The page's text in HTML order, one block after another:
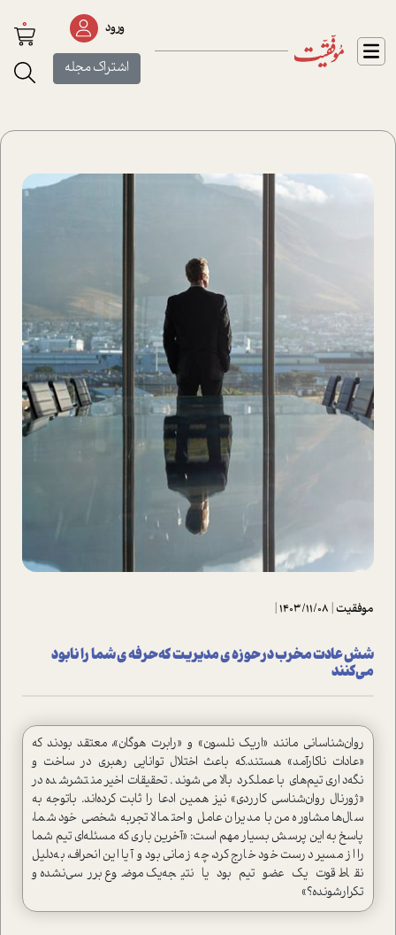
ورود
اشتراک مجله
0
موفقیت|
1403/11/08
|
شش عادت مخرب در حوزه ی مدیریت که حرفه ی شما را نابود
می‌کنند
روان‌شناسانی مانند «اریک نلسون» و «رابرت هوگان»، معتقد بودند که
«عادات ناکارآمد» هستند‌.که باعث اختلال توانایی رهبری در ساخت و
نگه‌داری تیم‌های با عملکرد بالا می‌شوند. تحقیقات اخیر منتشر‌شده در
«ژورنال روان‌شناسی کارردی» نیز همین ادعا را ثابت کرده‌اند. باتوجه به
سال‌ها مشاوره من با مدیران عامل و احتمالا تجربه شخصی خود شما،
پاسخ به این پرسش بسیار مهم ا‌ست: «آخرین باری که مسئله‌ای تیم شما
را از مسیر درست خود خارج کرد، چه زمانی بود و آیا این انحراف، به‌دلیل
نقاط قوت یک عضو تیم بود یا نتیجه‌یک موضوع بررسی‌نشده و
تکرار‌شونده؟»